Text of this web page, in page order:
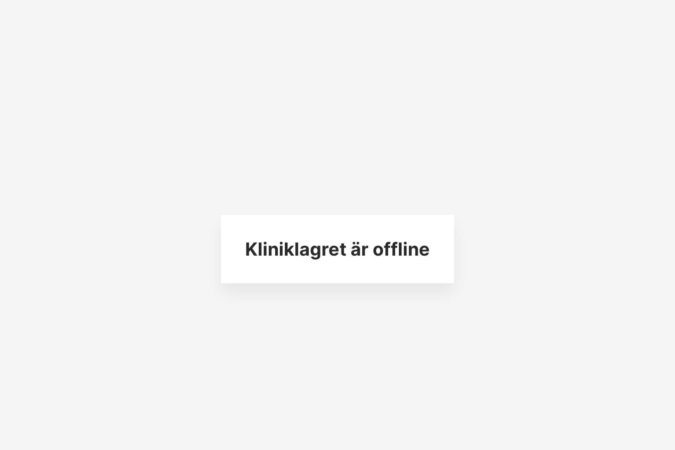
Kliniklagret är offline